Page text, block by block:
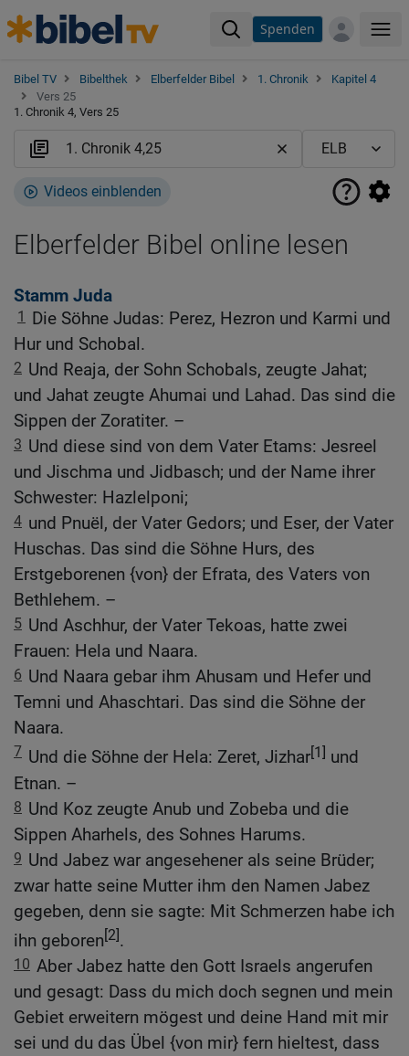
Spenden
Bibel TV Bibelthek Elberfelder Bibel 1. Chronik
Kapitel 4
Vers 25
1. Chronik 4, Vers 25
Videos einblenden
Elberfelder Bibel online lesen
Stamm Juda
1
Die Söhne Judas: Perez, Hezron und Karmi und
Hur und Schobal.
2 Und Reaja, der Sohn Schobals, zeugte Jahat;
und Jahat zeugte Ahumai und Lahad. Das sind die
Sippen der Zoratiter. –
3 Und diese sind von dem Vater Etams: Jesreel
und Jischma und Jidbasch; und der Name ihrer
Schwester: Hazlelponi;
4 und Pnuël, der Vater Gedors; und Eser, der Vater
Huschas. Das sind die Söhne Hurs, des
Erstgeborenen {von} der Efrata, des Vaters von
Bethlehem. –
5 Und Aschhur, der Vater Tekoas, hatte zwei
Frauen: Hela und Naara.
6 Und Naara gebar ihm Ahusam und Hefer und
Temni und Ahaschtari. Das sind die Söhne der
Naara.
7 Und die Söhne der Hela: Zeret, Jizhar[1] und
Etnan. –
8 Und Koz zeugte Anub und Zobeba und die
Sippen Aharhels, des Sohnes Harums.
9 Und Jabez war angesehener als seine Brüder;
zwar hatte seine Mutter ihm den Namen Jabez
gegeben, denn sie sagte: Mit Schmerzen habe ich
ihn geboren[2].
10 Aber Jabez hatte den Gott Israels angerufen
und gesagt: Dass du mich doch segnen und mein
Gebiet erweitern mögest und deine Hand mit mir
sei und du das Übel {von mir} fern hieltest, dass